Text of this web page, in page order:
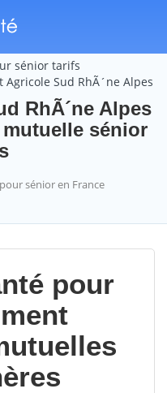
sénior tarifs
Sud RhÃ´ne Alpes
RhÃ´ne Alpes
mutuelle sénior
sénior en France
pour